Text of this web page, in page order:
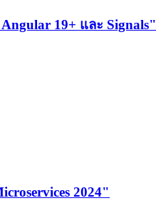
19+ และ Signals"
2024"